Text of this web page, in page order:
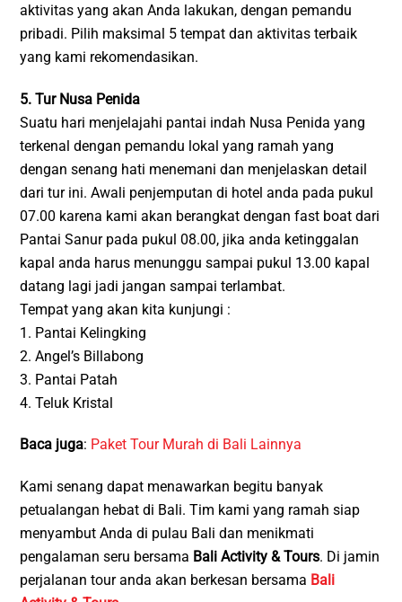
aktivitas yang akan Anda lakukan, dengan pemandu
pribadi. Pilih maksimal 5 tempat dan aktivitas terbaik
yang kami rekomendasikan.
5. Tur Nusa Penida
Suatu hari menjelajahi pantai indah Nusa Penida yang
terkenal dengan pemandu lokal yang ramah yang
dengan senang hati menemani dan menjelaskan detail
dari tur ini. Awali penjemputan di hotel anda pada pukul
07.00 karena kami akan berangkat dengan fast boat dari
Pantai Sanur pada pukul 08.00, jika anda ketinggalan
kapal anda harus menunggu sampai pukul 13.00 kapal
datang lagi jadi jangan sampai terlambat.
Tempat yang akan kita kunjungi :
1. Pantai Kelingking
2. Angel’s Billabong
3. Pantai Patah
4. Teluk Kristal
Baca juga: Paket Tour Murah di Bali Lainnya
Kami senang dapat menawarkan begitu banyak
petualangan hebat di Bali. Tim kami yang ramah siap
menyambut Anda di pulau Bali dan menikmati
pengalaman seru bersama Bali Activity & Tours. Di jamin
perjalanan tour anda akan berkesan bersama Bali